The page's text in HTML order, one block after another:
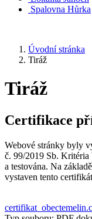
Spalovna Hůrka
Úvodní stránka
Tiráž
Tiráž
Certifikace
Webové stránky byly
č. 99/2019 Sb.
a testována. Na
vystaven tento